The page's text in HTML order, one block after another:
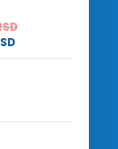
Raspon
od
Raspon
cena:
2,832.00 RSD